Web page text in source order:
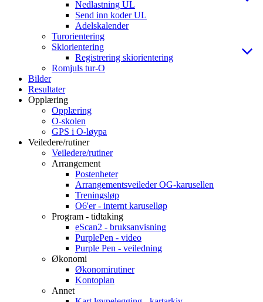
Nedlastning UL
Send inn koder UL
Adelskalender
Turorientering
Skiorientering
Registrering skiorientering
Romjuls tur-O
Bilder
Resultater
Opplæring
Opplæring
O-skolen
GPS i O-løypa
Veiledere/rutiner
Veiledere/rutiner
Arrangement
Postenheter
Arrangementsveileder OG-karusellen
Treningsløp
O6'er - internt karuselløp
Program - tidtaking
eScan2 - bruksanvisning
PurplePen - video
Purple Pen - veiledning
Økonomi
Økonomirutiner
Kontoplan
Annet